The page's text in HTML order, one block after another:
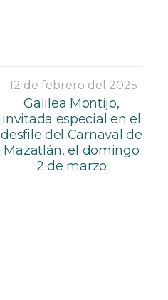
12 de febrero del 2025
Galilea Montijo,
invitada especial en el
desfile del Carnaval de
Mazatlán, el domingo
2 de marzo